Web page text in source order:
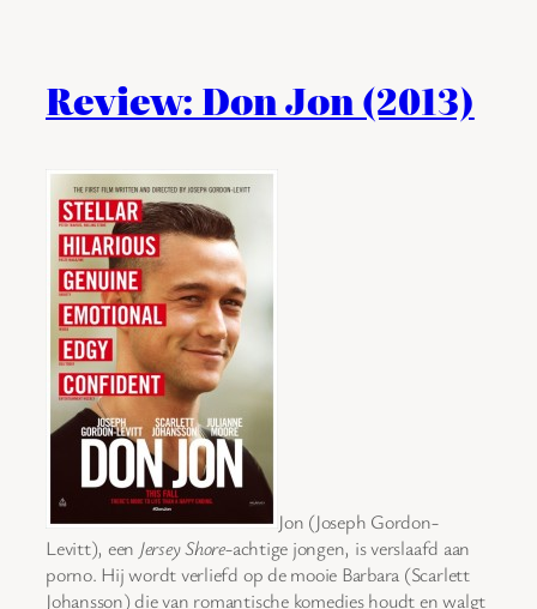
Review: Don Jon (2013)
Jon (Joseph Gordon-
Levitt), een Jersey Shore-achtige jongen, is verslaafd aan
porno. Hij wordt verliefd op de mooie Barbara (Scarlett
Johansson) die van romantische komedies houdt en walgt